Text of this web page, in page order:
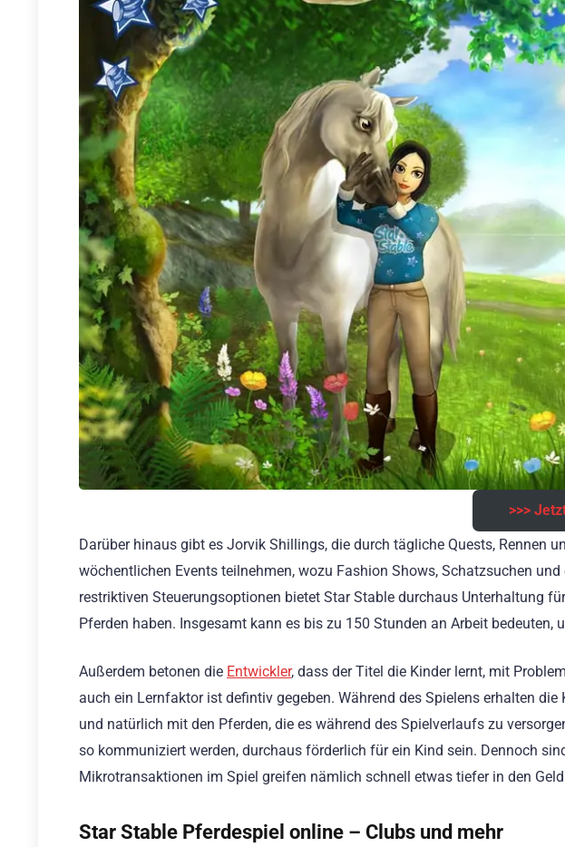
>>>
Darüber hinaus gibt es Jorvik Shillings, die durch tägliche Quests, Rennen
wöchentlichen Events teilnehmen, wozu Fashion Shows, Schatzsuchen
restriktiven Steuerungsoptionen bietet Star Stable durchaus Unterhaltung
Pferden haben. Insgesamt kann es bis zu 150 Stunden an Arbeit bedeuten,
Außerdem betonen die Entwickler, dass der Titel die Kinder lernt, mit
auch ein Lernfaktor ist defintiv gegeben. Während des Spielens erhalten
und natürlich mit den Pferden, die es während des Spielverlaufs zu
so kommuniziert werden, durchaus förderlich für ein Kind sein. Dennoch
Mikrotransaktionen im Spiel greifen nämlich schnell etwas tiefer in den
Star Stable Pferdespiel online – Clubs und mehr